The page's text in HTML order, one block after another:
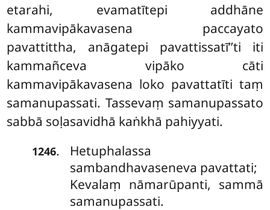
etarahi, evamatītepi addhāne
kammavipākavasena paccayato
pavattittha, anāgatepi pavattissatī’’ti iti
kammañceva vipāko cāti
kammavipākavasena loko pavattatīti taṃ
samanupassati. Tassevaṃ samanupassato
sabbā soḷasavidhā kaṅkhā pahiyyati.
1246.
Hetuphalassa
sambandhavaseneva pavattati;
Kevalaṃ nāmarūpanti, sammā
samanupassati.